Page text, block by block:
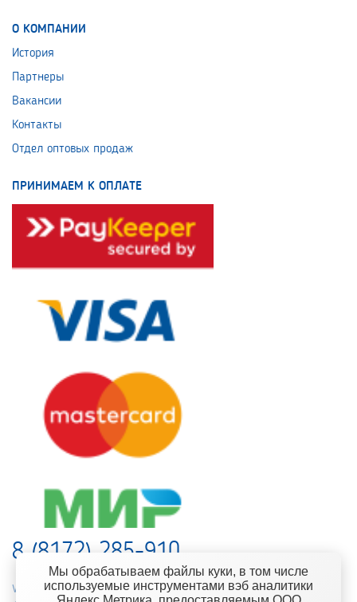
О КОМПАНИИ
История
Партнеры
Вакансии
Контакты
Отдел оптовых продаж
ПРИНИМАЕМ К ОПЛАТЕ
8 (8172) 285-910
web-support@kontinent.ru
Мы обрабатываем файлы куки, в том числе
используемые инструментами вэб аналитики